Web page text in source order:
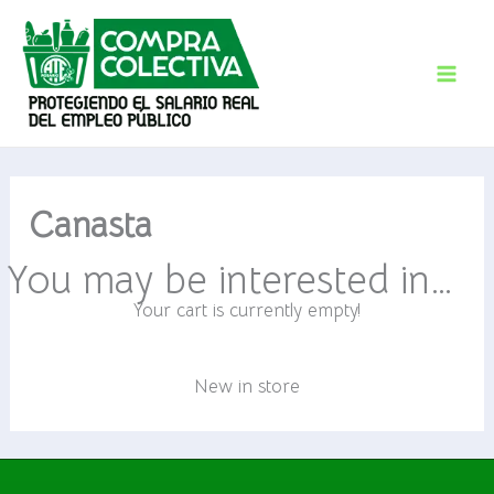
contenido
Canasta
You may be interested in…
Your cart is currently empty!
New in store